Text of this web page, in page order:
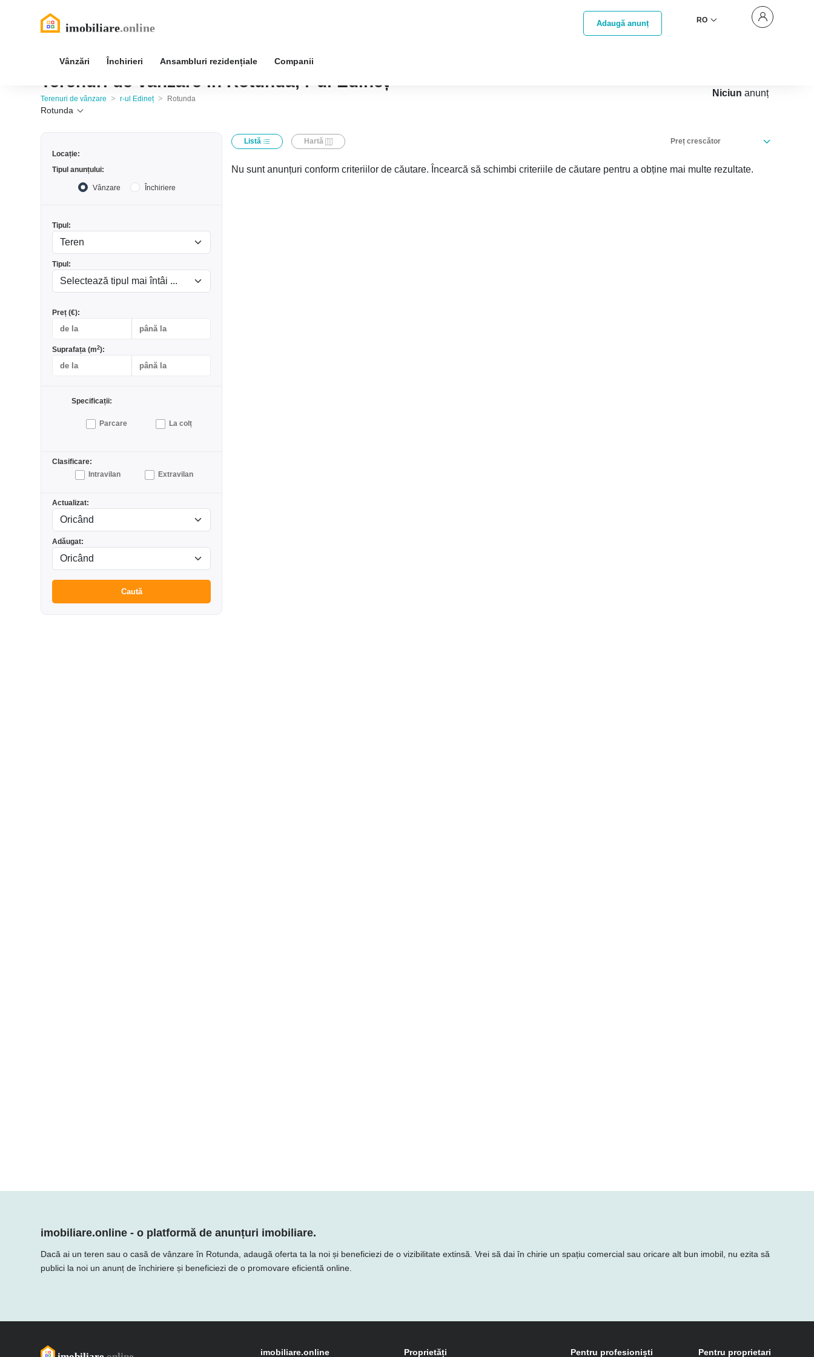
Adaugă anunț RO
Vânzări Închirieri Ansambluri rezidențiale Companii
Terenuri de vânzare în Rotunda, r-ul Edineț
Terenuri de vânzare > r-ul Edineț > Rotunda
Rotunda
Niciun anunț
Locație:
Tipul anunțului:
Vânzare Închiriere
Tipul:
Tipul:
Preț (€):
Suprafața (m2):
Specificații:
Parcare La colț
Clasificare:
Intravilan
Extravilan
Actualizat:
Adăugat:
Caută
Listă Hartă Preț crescător
Nu sunt anunțuri conform criteriilor de căutare. Încearcă să schimbi criteriile de căutare pentru a obține mai multe rezultate.
imobiliare.online - o platformă de anunțuri imobiliare.
Dacă ai un teren sau o casă de vânzare în Rotunda, adaugă oferta ta la noi și beneficiezi de o vizibilitate extinsă. Vrei să dai în chirie un spațiu comercial sau oricare alt bun imobil, nu ezita să
publici la noi un anunț de închiriere și beneficiezi de o promovare eficientă online.
imobiliare.online Proprietăți Pentru profesioniști Pentru proprietari